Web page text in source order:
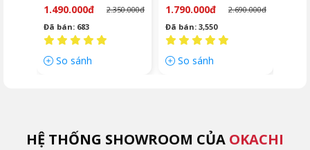
OKACHI JP-568
1.490.000đ
2.350.000đ
Đã bán: 683
So sánh
OKACHI JP-568E (Pin sạc)
1.790.000đ
2.690.000đ
Đã bán: 3,550
So sánh
HỆ THỐNG SHOWROOM CỦA OKACHI